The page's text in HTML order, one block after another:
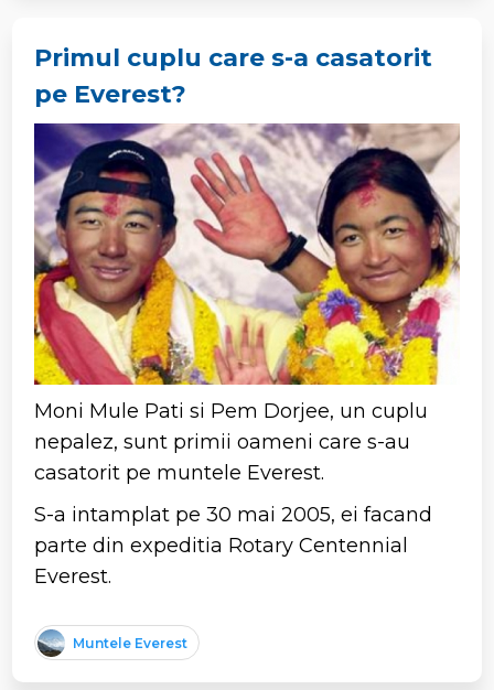
Primul cuplu care s-a casatorit
pe Everest?
Moni Mule Pati si Pem Dorjee, un cuplu
nepalez, sunt primii oameni care s-au
casatorit pe muntele Everest.
S-a intamplat pe 30 mai 2005, ei facand
parte din expeditia Rotary Centennial
Everest.
Muntele Everest